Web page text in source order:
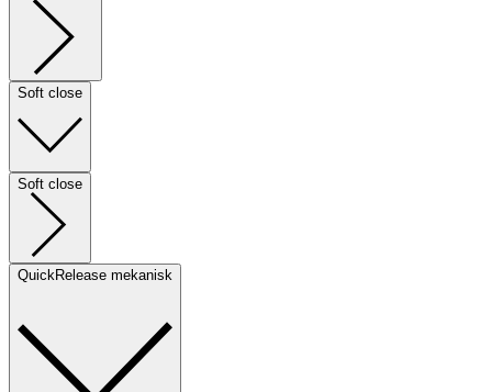
Soft close
Soft close
QuickRelease mekanisk